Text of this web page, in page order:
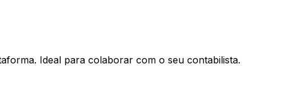
Ideal para colaborar com o seu contabilista.